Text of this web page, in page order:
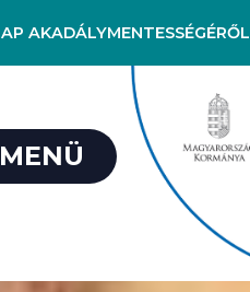
AKADÁLYMENTESSÉGÉRŐL
MENÜ